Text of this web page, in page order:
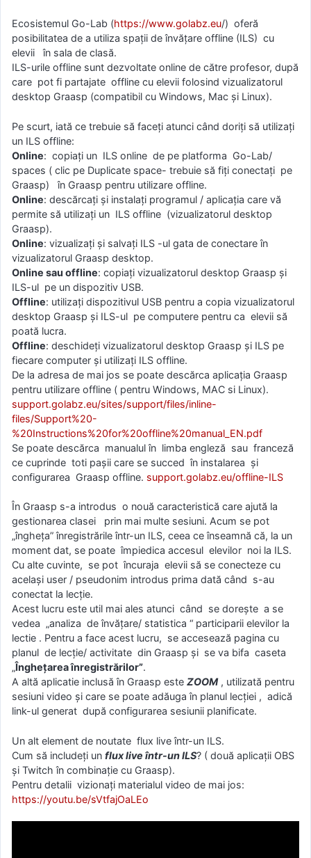
Ecosistemul Go-Lab (https://www.golabz.eu/) oferă
posibilitatea de a utiliza spații de învățare offline (ILS) cu
elevii în sala de clasă.
ILS-urile offline sunt dezvoltate online de către profesor, după
care pot fi partajate offline cu elevii folosind vizualizatorul
desktop Graasp (compatibil cu Windows, Mac și Linux).
Pe scurt, iată ce trebuie să faceți atunci când doriți să utilizați
un ILS offline:
Online: copiați un ILS online de pe platforma Go-Lab/
spaces ( clic pe Duplicate space- trebuie să fiți conectați pe
Graasp) în Graasp pentru utilizare offline.
Online: descărcați și instalați programul / aplicația care vă
permite să utilizați un ILS offline (vizualizatorul desktop
Graasp).
Online: vizualizați și salvați ILS -ul gata de conectare în
vizualizatorul Graasp desktop.
Online sau offline: copiați vizualizatorul desktop Graasp și
ILS-ul pe un dispozitiv USB.
Offline: utilizați dispozitivul USB pentru a copia vizualizatorul
desktop Graasp și ILS-ul pe computere pentru ca elevii să
poată lucra.
Offline: deschideți vizualizatorul desktop Graasp și ILS pe
fiecare computer și utilizați ILS offline.
De la adresa de mai jos se poate descărca aplicația Graasp
pentru utilizare offline ( pentru Windows, MAC si Linux).
support.golabz.eu/sites/support/files/inline-
files/Support%20-
%20Instructions%20for%20offline%20manual_EN.pdf
Se poate descărca manualul în limba engleză sau franceză
ce cuprinde toti pașii care se succed în instalarea și
configurarea Graasp offline. support.golabz.eu/offline-ILS
În Graasp s-a introdus o nouă caracteristică care ajută la
gestionarea clasei prin mai multe sesiuni. Acum se pot
„îngheța” înregistrările într-un ILS, ceea ce înseamnă că, la un
moment dat, se poate împiedica accesul elevilor noi la ILS.
Cu alte cuvinte, se pot încuraja elevii să se conecteze cu
același user / pseudonim introdus prima dată când s-au
conectat la lecție.
Acest lucru este util mai ales atunci când se dorește a se
vedea „analiza de învățare/ statistica “ participarii elevilor la
lectie . Pentru a face acest lucru, se accesează pagina cu
planul de lecție/ activitate din Graasp și se va bifa caseta
„Înghețarea înregistrărilor”.
A altă aplicatie inclusă în Graasp este ZOOM, utilizată pentru
sesiuni video și care se poate adăuga în planul lecției , adică
link-ul generat după configurarea sesiunii planificate.
Un alt element de noutate flux live într-un ILS.
Cum să includeți un flux live într-un ILS? ( două aplicații OBS
și Twitch în combinație cu Graasp).
Pentru detalii vizionați materialul video de mai jos:
https://youtu.be/sVtfajOaLEo